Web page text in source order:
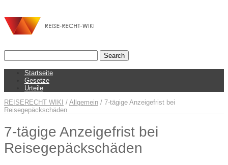
Startseite
Gesetze
Urteile
REISERECHT WIKI / Allgemein / 7-tägige Anzeigefrist bei
Reisegepäckschäden
7-tägige Anzeigefrist bei
Reisegepäckschäden